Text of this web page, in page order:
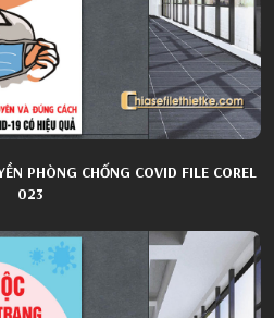
PHÒNG CHỐNG COVID FILE COREL
023